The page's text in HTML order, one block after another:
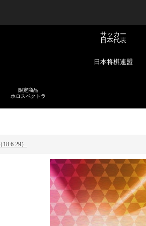
サッカー
日本代表
日本将棋連盟
限定商品
ホロスペクトラ
）